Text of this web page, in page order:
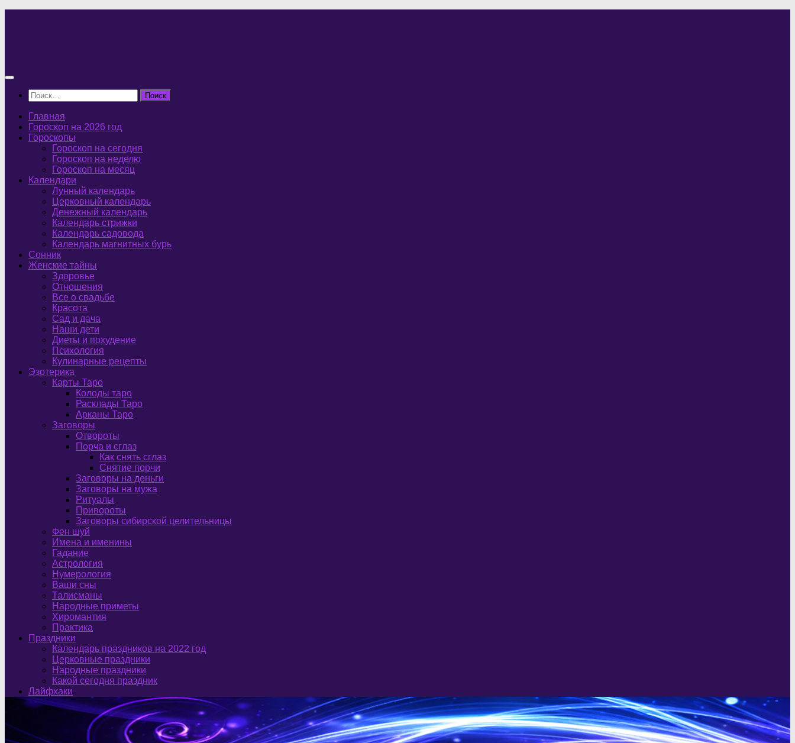
Найти:
Главная
Гороскоп на 2026 год
Гороскопы
Гороскоп на сегодня
Гороскоп на неделю
Гороскоп на месяц
Календари
Лунный календарь
Церковный календарь
Денежный календарь
Календарь стрижки
Календарь садовода
Календарь магнитных бурь
Сонник
Женские тайны
Здоровье
Отношения
Все о свадьбе
Красота
Сад и дача
Наши дети
Диеты и похудение
Психология
Кулинарные рецепты
Эзотерика
Карты Таро
Колоды таро
Расклады Таро
Арканы Таро
Заговоры
Отвороты
Порча и сглаз
Как снять сглаз
Снятие порчи
Заговоры на деньги
Заговоры на мужа
Ритуалы
Привороты
Заговоры сибирской целительницы
Фен шуй
Имена и именины
Гадание
Астрология
Нумерология
Ваши сны
Талисманы
Народные приметы
Хиромантия
Практика
Праздники
Календарь праздников на 2022 год
Церковные праздники
Народные праздники
Какой сегодня праздник
Лайфхаки